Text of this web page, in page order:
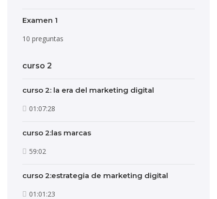
Examen 1
10 preguntas
curso 2
curso 2: la era del marketing digital
01:07:28
curso 2:las marcas
59:02
curso 2:estrategia de marketing digital
01:01:23